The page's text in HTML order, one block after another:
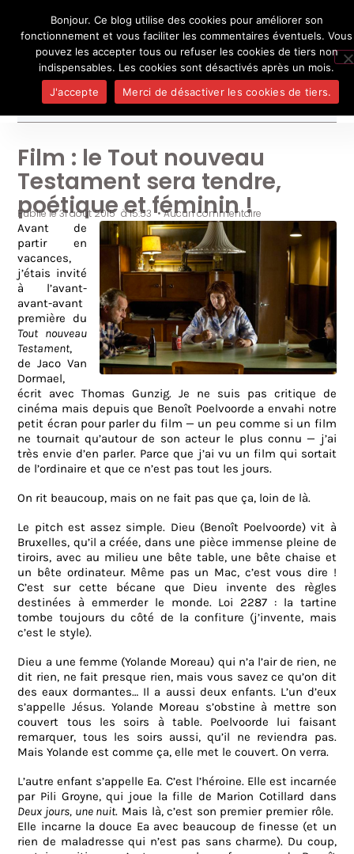
UN BLOG DESEL
Je pense, donc je ne suis personne
Médias
Film : le Tout nouveau
Testament sera tendre,
poétique et féminin !
Publié le31 août 2015 à15:53 •Aucun commentaire
Avant de
partir en
vacances,
j’étais invité
à l’avant-
avant-avant
première du
Tout nouveau
Testament,
de Jaco Van
Dormael,
écrit avec Thomas Gunzig. Je ne suis pas critique de
cinéma mais depuis que Benoît Poelvoorde a envahi notre
petit écran pour parler du film — un peu comme si un film
ne tournait qu’autour de son acteur le plus connu — j’ai
très envie d’en parler. Parce que j’ai vu un film qui sortait
de l’ordinaire et que ce n’est pas tout les jours.
On rit beaucoup, mais on ne fait pas que ça, loin de là.
Le pitch est assez simple. Dieu (Benoît Poelvoorde) vit à
Bruxelles, qu’il a créée, dans une pièce immense pleine de
tiroirs, avec au milieu une bête table, une bête chaise et
un bête ordinateur. Même pas un Mac, c’est vous dire !
C’est sur cette bécane que Dieu invente des règles
destinées à emmerder le monde. Loi 2287 : la tartine
tombe toujours du côté de la confiture (j’invente, mais
c’est le style).
Dieu a une femme (Yolande Moreau) qui n’a l’air de rien, ne
dit rien, ne fait presque rien, mais vous savez ce qu’on dit
des eaux dormantes… Il a aussi deux enfants. L’un d’eux
s’appelle Jésus. Yolande Moreau s’obstine à mettre son
couvert tous les soirs à table. Poelvoorde lui faisant
remarquer, tous les soirs aussi, qu’il ne reviendra pas.
Mais Yolande est comme ça, elle met le couvert. On verra.
L’autre enfant s’appelle Ea. C’est l’héroine. Elle est incarnée
par Pili Groyne, qui joue la fille de Marion Cotillard dans
Deux jours, une nuit. Mais là, c’est son premier premier rôle.
Elle incarne la douce Ea avec beaucoup de finesse (et un
rien de maladresse qui n’est pas sans charme). Du coup,
Bonjour. Ce blog utilise des cookies pour améliorer son
fonctionnement et vous faciliter les commentaires éventuels. Vous
pouvez les accepter tous ou refuser les cookies de tiers non
indispensables. Les cookies sont désactivés après un mois.
J'accepte
Merci de désactiver les cookies de tiers.